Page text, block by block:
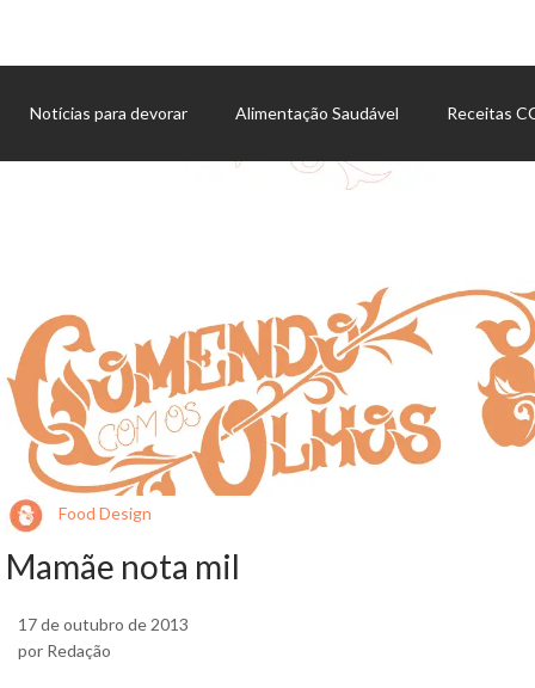
Notícias para devorar Alimentação Saudável Receitas
Food Design
Mamãe nota mil
17 de outubro de 2013
por Redação